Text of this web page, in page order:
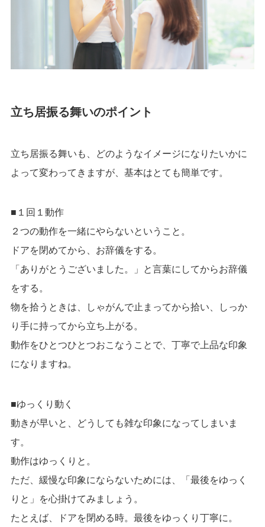
立ち居振る舞いのポイント
立ち居振る舞いも、どのようなイメージになりたいかに
よって変わってきますが、基本はとても簡単です。
■１回１動作
２つの動作を一緒にやらないということ。
ドアを閉めてから、お辞儀をする。
「ありがとうございました。」と言葉にしてからお辞儀
をする。
物を拾うときは、しゃがんで止まってから拾い、しっか
り手に持ってから立ち上がる。
動作をひとつひとつおこなうことで、丁寧で上品な印象
になりますね。
■ゆっくり動く
動きが早いと、どうしても雑な印象になってしまいま
す。
動作はゆっくりと。
ただ、緩慢な印象にならないためには、「最後をゆっく
りと」を心掛けてみましょう。
たとえば、ドアを閉める時。最後をゆっくり丁寧に。